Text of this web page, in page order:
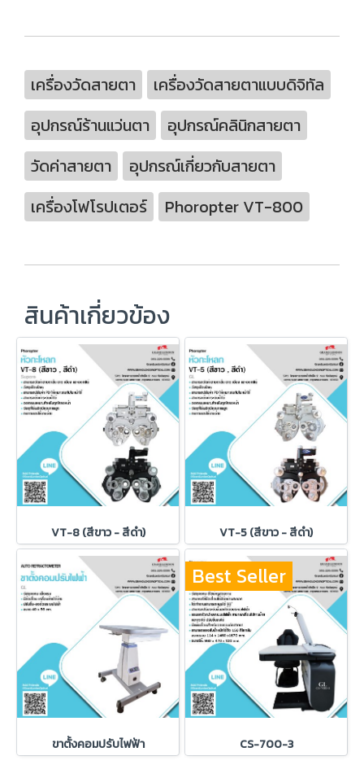
เครื่องวัดสายตา
เครื่องวัดสายตาแบบดิจิทัล
อุปกรณ์ร้านแว่นตา
อุปกรณ์คลินิกสายตา
วัดค่าสายตา
อุปกรณ์เกี่ยวกับสายตา
เครื่องโฟโรปเตอร์
Phoropter VT-800
สินค้าเกี่ยวข้อง
VT-8 (สีขาว - สีดำ) VT-5 (สีขาว - สีดำ)
ขาตั้งคอมปรับไฟฟ้า
Best Seller
CS-700-3